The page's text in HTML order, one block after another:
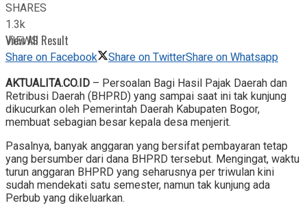
View All Result
SHARES
1.3k
VIEWS
Share on Facebook
Share on TwitterShare on Whatsapp
AKTUALITA.CO.ID – Persoalan Bagi Hasil Pajak Daerah dan
Retribusi Daerah (BHPRD) yang sampai saat ini tak kunjung
dikucurkan oleh Pemerintah Daerah Kabupaten Bogor,
membuat sebagian besar kepala desa menjerit.
Pasalnya, banyak anggaran yang bersifat pembayaran tetap
yang bersumber dari dana BHPRD tersebut. Mengingat, waktu
turun anggaran BHPRD yang seharusnya per triwulan kini
sudah mendekati satu semester, namun tak kunjung ada
Perbub yang dikeluarkan.